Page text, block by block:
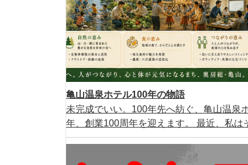
亀山温泉ホテル100年の物語
未完成でいい。100年先へ紡ぐ、亀山温泉
年、創業100周年を迎えます。 最近、私